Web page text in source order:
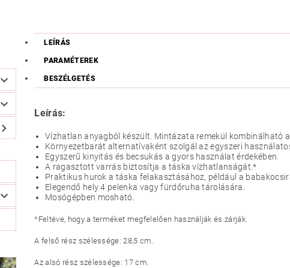
LEÍRÁS
PARAMÉTEREK
BESZÉLGETÉS
Leírás:
Vízhatlan anyagból készült. Mintázata remekül kombinálható a
Környezetbarát alternatívaként szolgál az egyszeri
Egyszerű kinyitás és becsukás a gyors használat érdekében.
A ragasztott varrás biztosítja a táska vízhatlanságát.*
Praktikus hurok a táska felakasztásához, például a
Elegendő hely 4 pelenka vagy fürdőruha tárolására.
Mosógépben mosható.
*Feltéve, hogy a terméket megfelelően használják és zárják.
A felső rész szélessége: 28,5 cm.
Az alsó rész szélessége: 17 cm.